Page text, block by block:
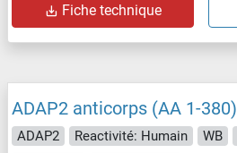
Fiche technique
ADAP2 anticorps (AA 1-380)
ADAP2 Reactivité: Humain WB